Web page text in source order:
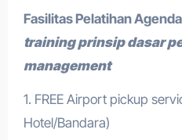
Fasilitas Pelatihan
training prinsip dasar
management
1. FREE Airport pickup
Hotel/Bandara)